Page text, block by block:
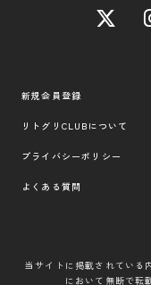
新規会員登録
リトグリCLUBについて
プライバシーポリシー
よくある質問
当サイトに掲載されている
において無断で転